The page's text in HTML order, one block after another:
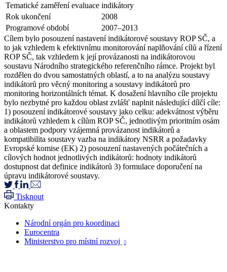
Tematické zaměření evaluace indikátory
Rok ukončení
2008
Programové období
2007–2013
Cílem bylo posouzení nastavení indikátorové soustavy ROP SČ, a
to jak vzhledem k efektivnímu monitorování naplňování cílů a řízení
ROP SČ, tak vzhledem k její provázanosti na indikátorovou
soustavu Národního strategického referenčního rámce. Projekt byl
rozdělen do dvou samostatných oblastí, a to na analýzu soustavy
indikátorů pro věcný monitoring a soustavy indikátorů pro
monitoring horizontálních témat. K dosažení hlavního cíle projektu
bylo nezbytné pro každou oblast zvlášť naplnit následující dílčí cíle:
1) posouzení indikátorové soustavy jako celku: adekvátnost výběru
indikátorů vzhledem k cílům ROP SČ, jednotlivým prioritním osám
a oblastem podpory vzájemná provázanost indikátorů a
kompatibilita soustavy vazba na indikátory NSRR a požadavky
Evropské komise (EK) 2) posouzení nastavených počátečních a
cílových hodnot jednotlivých indikátorů: hodnoty indikátorů
dostupnost dat definice indikátorů 3) formulace doporučení na
úpravu indikátorové soustavy.
Tisknout
Kontakty
Národní orgán pro koordinaci
Eurocentra
Ministerstvo pro místní rozvoj
